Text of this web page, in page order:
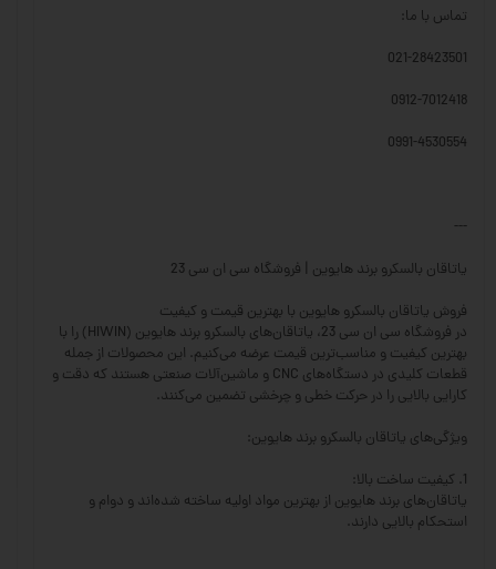
تماس با ما:
021-28423501
0912-7012418
0991-4530554
---
یاتاقان بالسکرو برند هایوین | فروشگاه سی ان سی 23
فروش یاتاقان بالسکرو هایوین با بهترین قیمت و کیفیت
در فروشگاه سی ان سی 23، یاتاقان‌های بالسکرو برند هایوین (HIWIN) را با
بهترین کیفیت و مناسب‌ترین قیمت عرضه می‌کنیم. این محصولات از جمله
قطعات کلیدی در دستگاه‌های CNC و ماشین‌آلات صنعتی هستند که دقت و
کارایی بالایی را در حرکت خطی و چرخشی تضمین می‌کنند.
ویژگی‌های یاتاقان بالسکرو برند هایوین:
1. کیفیت ساخت بالا:
یاتاقان‌های برند هایوین از بهترین مواد اولیه ساخته شده‌اند و دوام و
استحکام بالایی دارند.